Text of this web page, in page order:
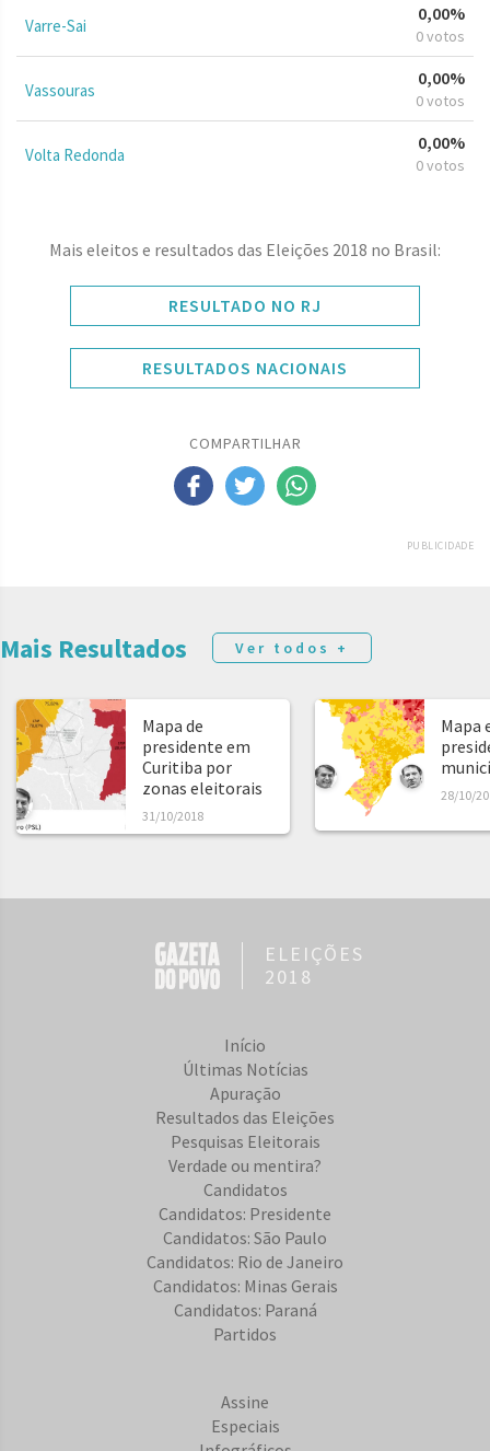
Varre-Sai
0,00%
0 votos
Vassouras
0,00%
0 votos
Volta Redonda
0,00%
0 votos
Mais eleitos e resultados das Eleições 2018 no Brasil:
RESULTADO NO RJ
RESULTADOS NACIONAIS
COMPARTILHAR
PUBLICIDADE
Mais Resultados Ver todos +
Mapa de
presidente em
Curitiba por
zonas eleitorais
31/10/2018
Mapa
28/10/
ELEIÇÕES
2018
Início
Últimas Notícias
Apuração
Resultados das Eleições
Pesquisas Eleitorais
Verdade ou mentira?
Candidatos
Candidatos: Presidente
Candidatos: São Paulo
Candidatos: Rio de Janeiro
Candidatos: Minas Gerais
Candidatos: Paraná
Partidos
Assine
Especiais